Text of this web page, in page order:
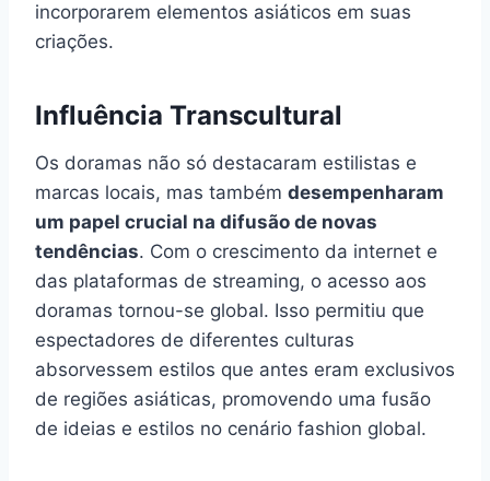
incorporarem elementos asiáticos em suas
criações.
Influência Transcultural
Os doramas não só destacaram estilistas e
marcas locais, mas também desempenharam
um papel crucial na difusão de novas
tendências. Com o crescimento da internet e
das plataformas de streaming, o acesso aos
doramas tornou-se global. Isso permitiu que
espectadores de diferentes culturas
absorvessem estilos que antes eram exclusivos
de regiões asiáticas, promovendo uma fusão
de ideias e estilos no cenário fashion global.